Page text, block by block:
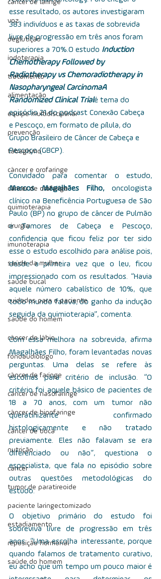
câncer de laringe
voz
deglutição
iodoterapia
tratamento
alimentação
equipe multidisciplinar
prevenção
tabagismo
câncer e orofaringe
câncer de orofarige
quimioterapia
cirurgia
imunoterapia
saúde da mulher
saúde bucal
cuidados para o paciente
saúde do homem
câncer de lábio
fonoaudiólogo
câncer de faringe
câncer de nasofaringe
câncer de hipofaringe
câncer de boca
nutrição
câncer
tumor de paratireoide
paciente laringectomizado
estadiamento
reposição hormonal
saúde do homem
esse resultado, os autores investigaram
383 indivíduos e as taxas de sobrevida
livre de progressão em três anos foram
superiores a 70%.O estudo Induction
Chemotherapy Followed by
Radiotherapy vs Chemoradiotherapy in
Nasopharyngeal CarcinomaA
Randomized Clinical Trialé tema do
episódio 21 do podcast Conexão Cabeça
e Pescoço, em formato de pílula, do
Grupo Brasileiro de Câncer de Cabeça e
Pescoço (GBCP).
Marcos Magalhães Filho, oncologista
clínico na Beneficência Portuguesa de São
Paulo (BP) no grupo de câncer de Pulmão
e Tumores de Cabeça e Pescoço,
confidencia que ficou feliz por ter sido
esse o estudo escolhido para análise pois,
desde a primeira vez que o leu, ficou
impressionado com os resultados. “Havia
aquele número cabalístico de 10%, que
todo mundo falava, do ganho da indução
seguida da quimioterapia”, comenta.
Com essa melhora na sobrevida, afirma
Magalhães Filho, foram levantadas novas
perguntas. Uma delas se refere às
escolhas para critério de inclusão. “O
critério foi aquele básico de pacientes de
18 a 70 anos, com um tumor não
queratinizante confirmado
histologicamente e não tratado
previamente. Eles não falavam se era
diferenciado ou não”, questiona o
especialista, que fala no episódio sobre
outras questões metodológicas do
estudo.
O objetivo primário do estudo foi
sobreviva livre de progressão em três
anos. “Uma escolha interessante, porque
quando falamos de tratamento curativo,
eu acho que um tempo um pouco maior é